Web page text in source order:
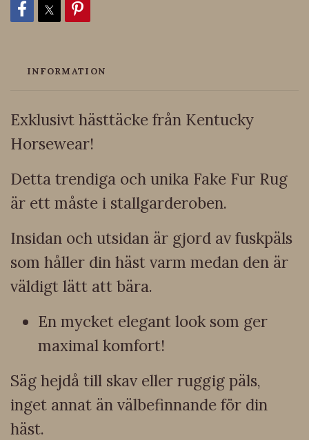
INFORMATION
Exklusivt hästtäcke från Kentucky
Horsewear!
Detta trendiga och unika Fake Fur Rug
är ett måste i stallgarderoben.
Insidan och utsidan är gjord av fuskpäls
som håller din häst varm medan den är
väldigt lätt att bära.
En mycket elegant look som ger
maximal komfort!
Säg hejdå till skav eller ruggig päls,
inget annat än välbefinnande för din
häst.